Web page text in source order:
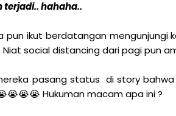
terjadi.. hahaha..
pun ikut berdatangan mengunjungi
social distancing dari pagi pun
pasang status di story bahwa
Hukuman macam apa ini ?